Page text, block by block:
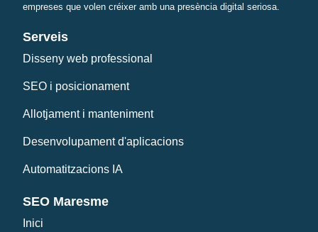
empreses que volen créixer amb una presència digital seriosa.
Serveis
Disseny web professional
SEO i posicionament
Allotjament i manteniment
Desenvolupament d'aplicacions
Automatitzacions IA
SEO Maresme
Inici